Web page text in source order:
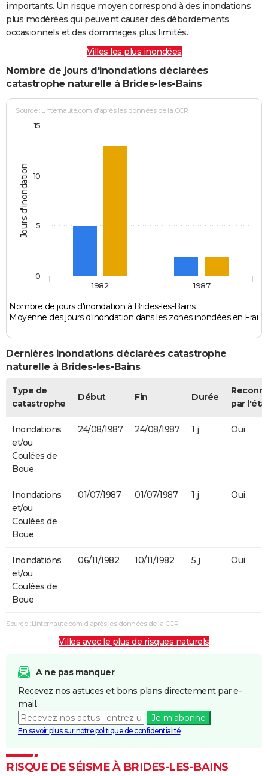
importants. Un risque moyen correspond à des inondations
plus modérées qui peuvent causer des débordements
occasionnels et des dommages plus limités.
Villes les plus inondées
Nombre de jours d'inondations déclarées
catastrophe naturelle à Brides-les-Bains
Jours d'inondation
Source : Linternaute.com d'après les données de la CCR
Nombre de jours d'inondation à Brides-les-Bains
Moyenne des jours d'inondation dans les zones inondées en
1982 1987
0
5
10
15
Dernières inondations déclarées catastrophe
naturelle à Brides-les-Bains
Type de
catastrophe
Début Fin Durée
par
Inondations
et/ou
Coulées de
Boue
24/08/1987 24/08/1987 1 j Oui
Inondations
et/ou
Coulées de
Boue
01/07/1987 01/07/1987 1 j Oui
Inondations
et/ou
Coulées de
Boue
06/11/1982 10/11/1982 5 j Oui
Source : Linternaute.com d'après les données de la CCR
Villes avec le plus de risques naturels
A ne pas manquer
Recevez nos astuces et bons plans directement par e-
mail.
Je m'abonne
En savoir plus sur notre politique de confidentialité
RISQUE DE SÉISME À BRIDES-LES-BAINS